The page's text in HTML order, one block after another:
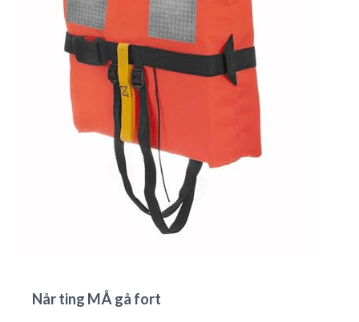
Når ting MÅ gå fort